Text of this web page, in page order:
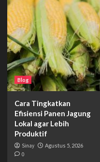
Blog
Cara Tingkatkan
Efisiensi Panen Jagung
Lokal agar Lebih
Produktif
Sinay Agustus 5, 2026
0